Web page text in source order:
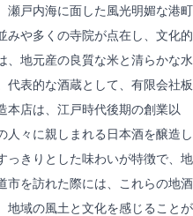
瀬戸内海に面した風光明媚な港町
みや多くの寺院が点在し、文化的
、地元産の良質な米と清らかな水
代表的な酒蔵として、有限会社板
本店は、江戸時代後期の創業以
人々に親しまれる日本酒を醸造し
っきりとした味わいが特徴で、地
市を訪れた際には、これらの地酒
地域の風土と文化を感じることが